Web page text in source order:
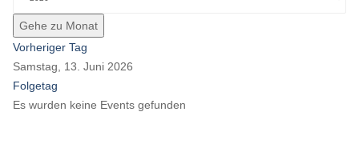
Gehe zu Monat
Vorheriger Tag
Samstag, 13. Juni 2026
Folgetag
Es wurden keine Events gefunden